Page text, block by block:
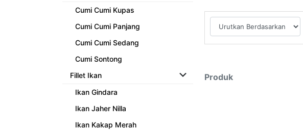
Produk
Cumi Cumi Kupas
Cumi Cumi Panjang
Cumi Cumi Sedang
Cumi Sontong
Fillet Ikan
Ikan Gindara
Ikan Jaher Nilla
Ikan Kakap Merah